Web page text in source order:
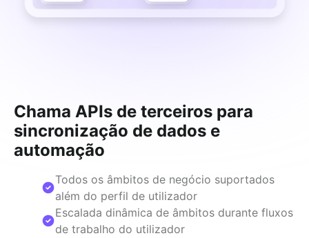
Chama APIs de terceiros para
sincronização de dados e
automação
Todos os âmbitos de negócio suportados
além do perfil de utilizador
Escalada dinâmica de âmbitos durante fluxos
de trabalho do utilizador